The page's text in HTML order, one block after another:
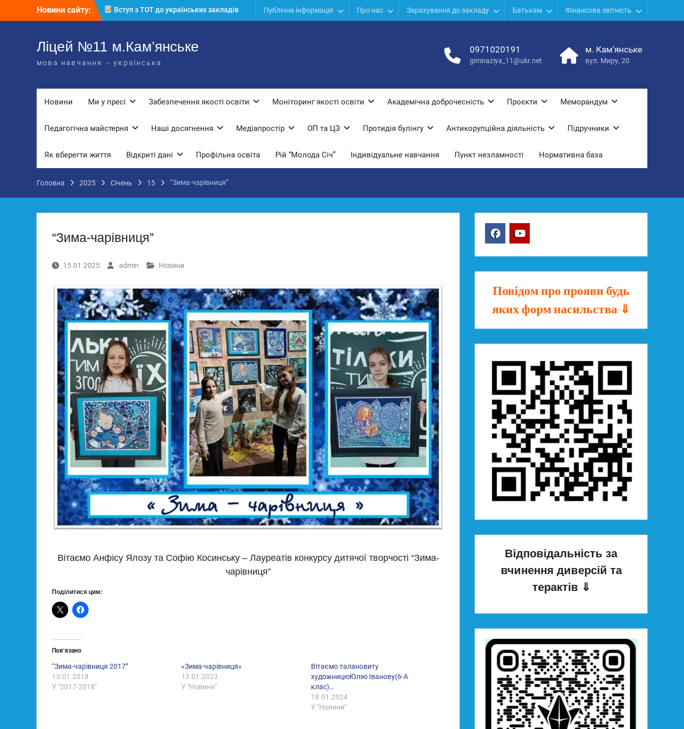
Новини сайту:
Вступ з ТОТ до українських закладів
команди!
3 страхи, які найчастіше заважають
Публічна інформація Про нас Зарахування до закладу Батькам Фінансова звітність
Ліцей №11 м.Кам’янське
мова навчання – українська
0971020191
gimnaziya_11@ukr.net
м. Кам'янське
вул. Миру, 20
Новини Ми у пресі Забезпечення якості освіти Моніторинг якості освіти Академічна доброчесність Проєкти Меморандум
Педагогічна майстерня Наші досягнення Медіапростір ОП та ЦЗ Протидiя булiнгу Антикорупційна діяльність Підручники
Як вберегти життя Відкриті дані Профільна освіта Рій “Молода Січ” Індивідуальне навчання Пункт незламності Нормативна база
Головна 2025 Січень 15 “Зима-чарівниця”
“Зима-чарівниця”
15.01.2025 admin Новини
Вітаємо Анфісу Ялозу та Софію Косинську – Лауреатів конкурсу дитячої творчості “Зима-
чарівниця”
Поділитися цим:
Пов’язано
“Зима-чарівниця 2017”
13.01.2018
У "2017-2018"
«Зима-чарівниця»
13.01.2023
У "Новини"
Вітаємо талановиту
художницюЮлію Іванову(6-А
клас)…
18.01.2024
У "Новини"
Повідом про прояви будь
яких форм насильства ⇓
Відповідальність за
вчинення диверсій та
терактів ⇓